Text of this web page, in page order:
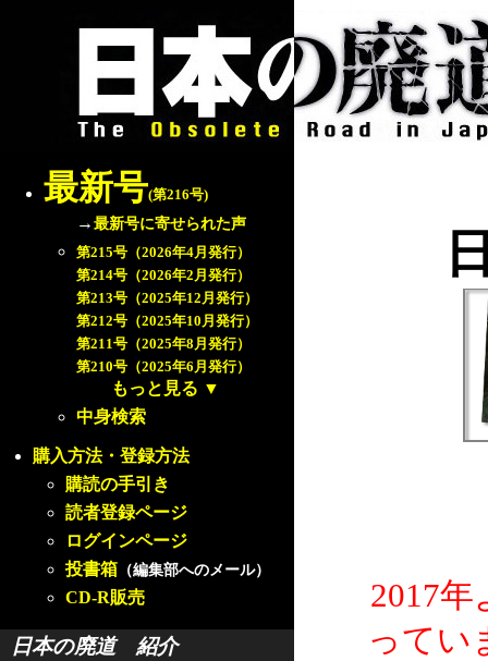
最新号(第216号)
→最新号に寄せられた声
第215号（2026年4月発行）
第214号（2026年2月発行）
第213号（2025年12月発行）
第212号（2025年10月発行）
第211号（2025年8月発行）
第210号（2025年6月発行）
もっと見る ▼
中身検索
購入方法・登録方法
購読の手引き
読者登録ページ
ログインページ
投書箱 （編集部へのメール）
CD-R販売
日本の廃道 紹介
2017
ってい